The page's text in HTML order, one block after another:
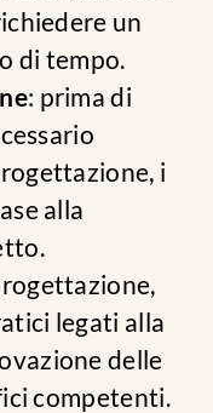
un
di tempo.
: prima di
i
alla
legati alla
delle
competenti.